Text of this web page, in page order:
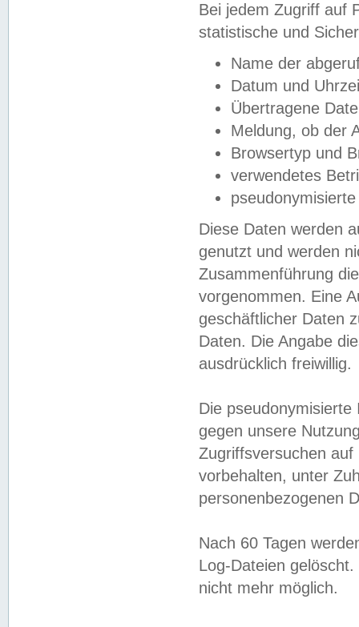
Bei jedem Zugriff auf
statistische und
Name der
Datum und
Übertragene
Meldung, ob der
Browsertyp und
verwendetes
Diese Daten werden
genutzt und werden
Zusammenführung
vorgenommen. Eine
geschäftlicher Daten
Daten. Die Angabe
ausdrücklich freiwillig.
Die
gegen unsere
Zugriffsversuchen
vorbehalten, unter
personenbezogenen
Nach 60 Tagen
Log-Dateien
nicht mehr möglich.